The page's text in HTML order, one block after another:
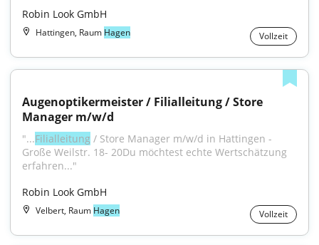
Robin Look GmbH
Hattingen, Raum Hagen Vollzeit
Augenoptikermeister / Filialleitung / Store
Manager m/w/d
"...Filialleitung / Store Manager m/w/d in Hattingen -
Große Weilstr. 18- 20Du möchtest echte Wertschätzung
erfahren..."
Robin Look GmbH
Velbert, Raum Hagen Vollzeit